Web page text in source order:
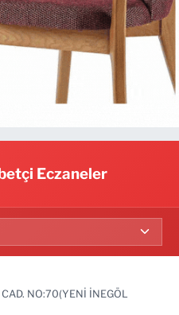
Eczaneler
NO:70(YENİ İNEGÖL